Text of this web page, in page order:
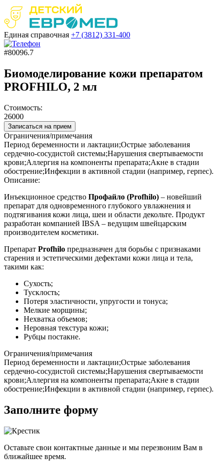
Единая справочная +7 (3812) 331-400
#80096.7
Биомоделирование кожи препаратом
PROFHILO, 2 мл
Стоимость:
26000
Записаться на прием
Ограничения/примечания
Период беременности и лактации;Острые заболевания
сердечно-сосудистой системы;Нарушения свертываемости
крови;Аллергия на компоненты препарата;Акне в стадии
обострение;Инфекции в активной стадии (например, герпес).
Описание:
Инъекционное средство Профайло (Profhilo) – новейший
препарат для одновременного глубокого увлажнения и
подтягивания кожи лица, шеи и области декольте. Продукт
разработан компанией IBSA – ведущим швейцарским
производителем косметики.
Препарат Profhilo предназначен для борьбы с признаками
старения и эстетическими дефектами кожи лица и тела,
такими как:
Сухость;
Тусклость;
Потеря эластичности, упругости и тонуса;
Мелкие морщины;
Нехватка объемов;
Неровная текстура кожи;
Рубцы постакне.
Ограничения/примечания
Период беременности и лактации;Острые заболевания
сердечно-сосудистой системы;Нарушения свертываемости
крови;Аллергия на компоненты препарата;Акне в стадии
обострение;Инфекции в активной стадии (например, герпес).
Заполните форму
Оставьте свои контактные данные и мы перезвоним Вам в
ближайшее время.